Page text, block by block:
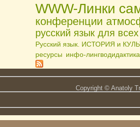
WWW-Линки
конференции
русский язык для всех
Русский язык. ИСТОРИЯ и
ресурсы инфо-лингводидактика
Copyright © Anatoly